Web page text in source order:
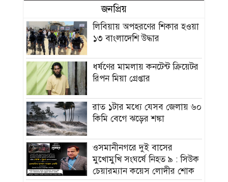
জনপ্রিয়
লিবিয়ায় অপহরণের শিকার হওয়া
১৩ বাংলাদেশি উদ্ধার
ধর্ষণের মামলায় কনটেন্ট ক্রিয়েটর
রিপন মিয়া গ্রেপ্তার
রাত ১টার মধ্যে যেসব জেলায় ৬০
কিমি বেগে ঝড়ের শঙ্কা
ওসমানীনগরে দুই বাসের
মুখোমুখি সংঘর্ষে নিহত ৯ : সিউক
চেয়ারম্যান কয়েস লোদীর শোক